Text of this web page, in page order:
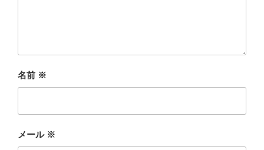
名前 ※
メール ※